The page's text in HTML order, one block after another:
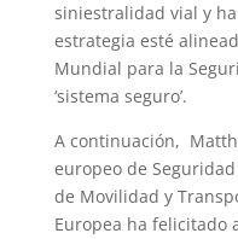
siniestralidad vial y
estrategia esté
Mundial para la
‘sistema seguro’.
A continuación,
europeo de
de Movilidad y
Europea ha felicitado